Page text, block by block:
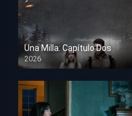
Una Milla: Capítulo Dos
2026
HD 1080p